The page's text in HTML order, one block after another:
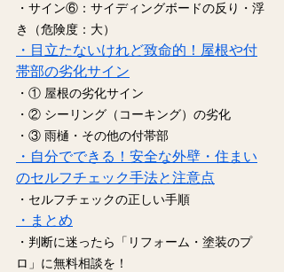
・サイン⑥：サイディングボードの反り・浮
き（危険度：大）
・目立たないけれど致命的！屋根や付
帯部の劣化サイン
・① 屋根の劣化サイン
・② シーリング（コーキング）の劣化
・③ 雨樋・その他の付帯部
・自分でできる！安全な外壁・住まい
のセルフチェック手法と注意点
・セルフチェックの正しい手順
・まとめ
・判断に迷ったら「リフォーム・塗装のプ
ロ」に無料相談を！